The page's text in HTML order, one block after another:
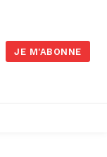
JE M'ABONNE